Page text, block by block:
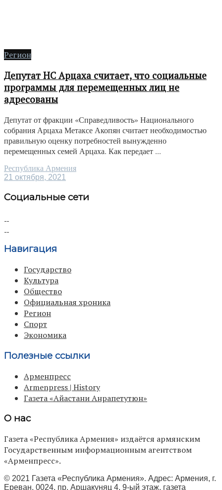
Регион
Депутат НС Арцаха считает, что социальные
программы для перемещенных лиц не
адресованы
Депутат от фракции «Справедливость» Национального
собрания Арцаха Метаксе Акопян считает необходимостью
правильную оценку потребностей вынужденно
перемещенных семей Арцаха. Как передает ...
Республика Армения
21 октября, 2021
Социальные сети
Навигация
Государство
Культура
Общество
Официальная хроника
Регион
Спорт
Экономика
Полезные ссылки
Арменпресс
Armenpress | History
Газета «Айастани Анрапетутюн»
О нас
Газета «Республика Армения» издаётся армянским
Государственным информационным агентством
«Арменпресс».
© 2021 Газета «Республика Армения». Адрес: Армения, г.
Ереван, 0024, пр. Аршакуняц 4, 9-ый этаж, газета